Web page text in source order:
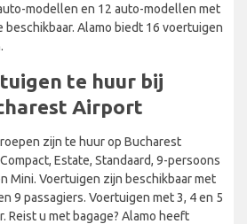
modellen en 12 auto-modellen met
beschikbaar. Alamo biedt 16 voertuigen
te huur bij
Airport
zijn te huur op Bucharest
Estate, Standaard, 9-persoons
Mini. Voertuigen zijn beschikbaar met
9 passagiers. Voertuigen met 3, 4 en 5
Reist u met bagage? Alamo heeft